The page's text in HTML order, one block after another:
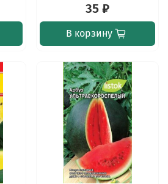
35 ₽
В корзину